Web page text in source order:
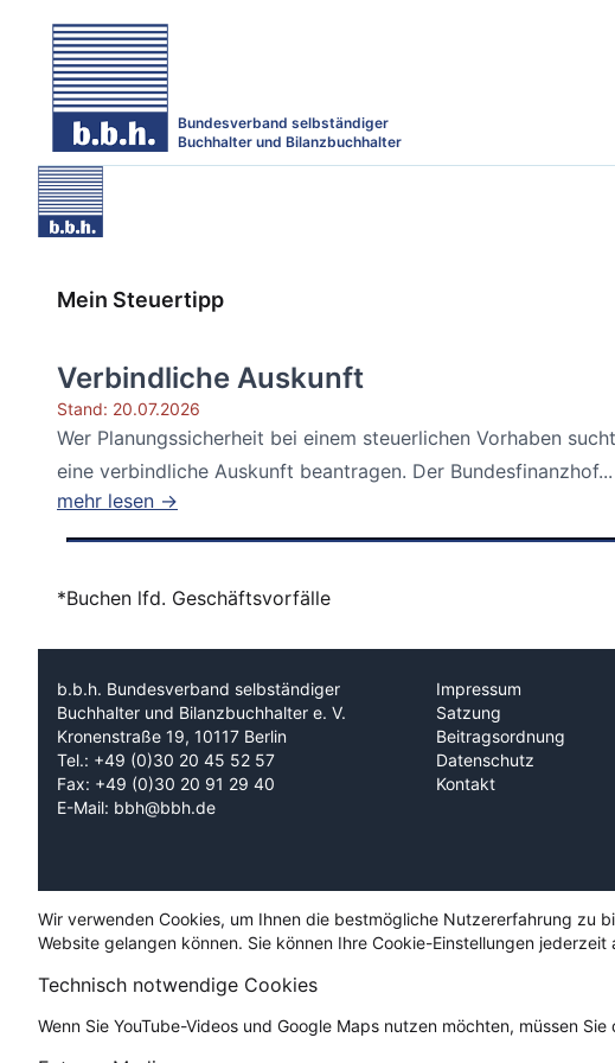
Bundesverband selbständiger
Buchhalter und Bilanzbuchhalter
Mein Steuertipp
Verbindliche Auskunft
Stand: 20.07.2026
Wer Planungssicherheit bei einem steuerlichen Vorhaben
eine verbindliche Auskunft beantragen. Der Bundesfinanzhof...
mehr lesen →
*Buchen lfd. Geschäftsvorfälle
b.b.h. Bundesverband selbständiger
Buchhalter und Bilanzbuchhalter e. V.
Kronenstraße 19, 10117 Berlin
Tel.: +49 (0)30 20 45 52 57
Fax: +49 (0)30 20 91 29 40
E-Mail: bbh@bbh.de
Impressum
Satzung
Beitragsordnung
Datenschutz
Kontakt
Wir verwenden Cookies, um Ihnen die bestmögliche Nutzererfahrung zu
Website gelangen können. Sie können Ihre Cookie-Einstellungen
Technisch notwendige Cookies
Wenn Sie YouTube-Videos und Google Maps nutzen möchten, müssen